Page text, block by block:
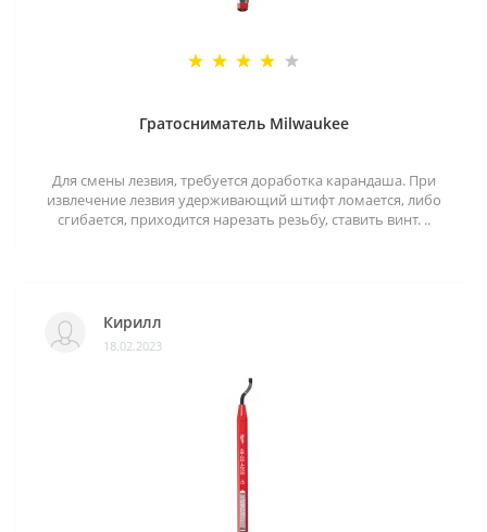
Гратосниматель Milwaukee
Для смены лезвия, требуется доработка карандаша. При
извлечение лезвия удерживающий штифт ломается, либо
сгибается, приходится нарезать резьбу, ставить винт. ..
Кирилл
18.02.2023